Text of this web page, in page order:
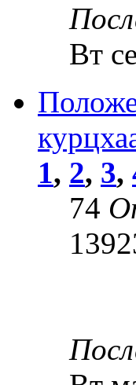
Вт
1, 2, 3,
74